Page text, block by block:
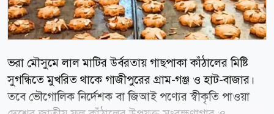
ভরা মৌসুমে লাল মাটির উর্বরতায় গাছপাকা কাঁঠালের মিষ্টি
সুগন্ধিতে মুখরিত থাকে গাজীপুরের গ্রাম-গঞ্জ ও হাট-বাজার।
তবে ভৌগোলিক নির্দেশক বা জিআই পণ্যের স্বীকৃতি পাওয়া